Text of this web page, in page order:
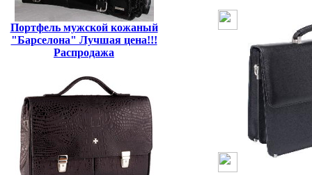
Портфель мужской кожаный
"Барселона" Лучшая цена!!!
Распродажа